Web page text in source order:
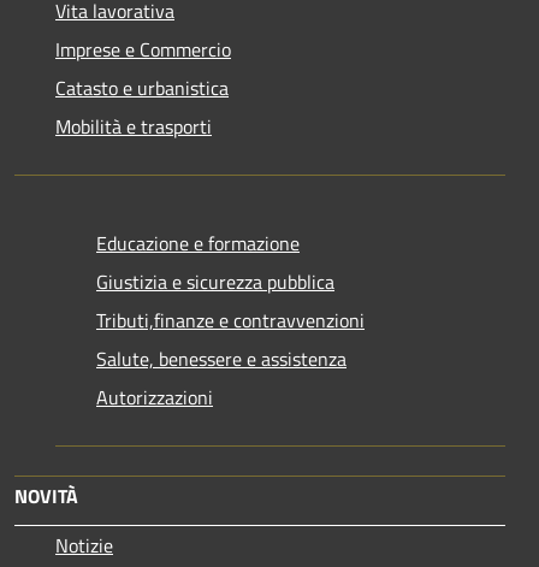
Vita lavorativa
Imprese e Commercio
Catasto e urbanistica
Mobilità e trasporti
Educazione e formazione
Giustizia e sicurezza pubblica
Tributi,finanze e contravvenzioni
Salute, benessere e assistenza
Autorizzazioni
NOVITÀ
Notizie